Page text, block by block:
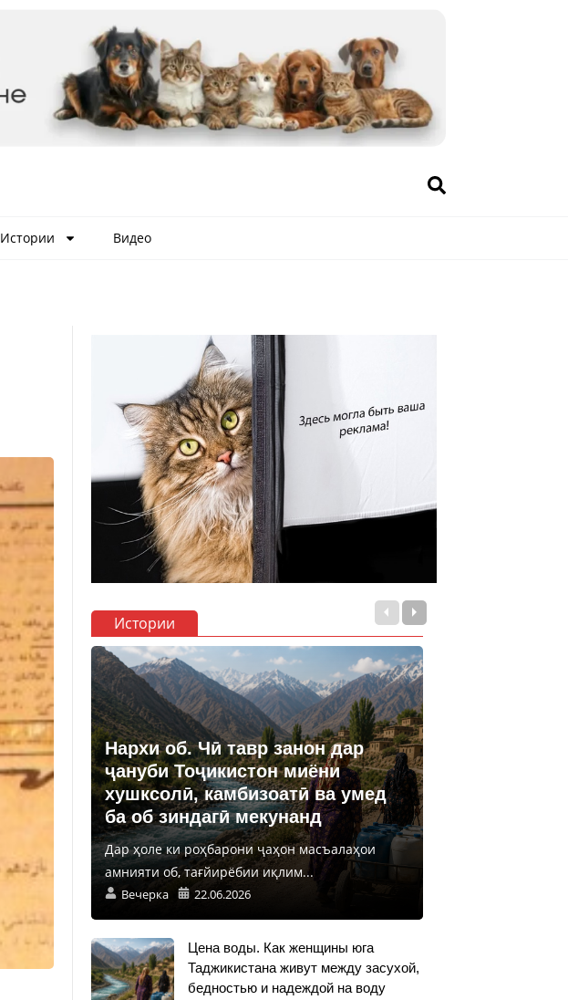
Истории Видео
Истории
Нархи об. Чӣ тавр занон дар
ҷануби Тоҷикистон миёни
хушксолӣ, камбизоатӣ ва умед
ба об зиндагӣ мекунанд
Дар ҳоле ки роҳбарони ҷаҳон масъалаҳои
амнияти об, тағйирёбии иқлим...
Вечерка 22.06.2026
Цена воды. Как женщины юга
Таджикистана живут между засухой,
бедностью и надеждой на воду